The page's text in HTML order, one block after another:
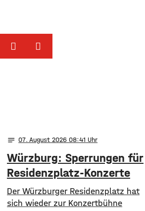
notes 07. August 2026 08:41
Würzburg: Sperrungen für
Residenzplatz-Konzerte
Der Würzburger Residenzplatz hat
sich wieder zur Konzertbühne